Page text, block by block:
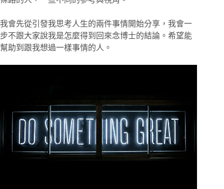
我會先從引發我思考人生的兩件事情開始分享，我會一
步不跟大家說我是怎麼得到回來念博士的結論。希望能
幫助到跟我想過一樣事情的人。